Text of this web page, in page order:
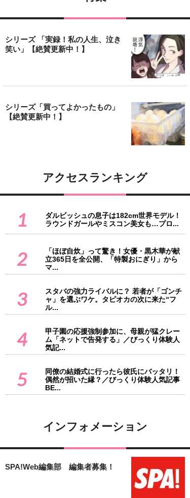
シリーズ 「実録！私の人生、泣き
笑い」【絶賛更新中！】
シリーズ「買ってよかったもの」
【絶賛更新中！】
アクセスランキング
1
ダルビッシュの息子は182cm世界モデル！
ラウンドガールやミスコン美女も…プロ...
2
「ほぼ自炊」って驚き！女優・黒木華が献
立365日を全公開、「特製おにぎり」から
マ...
3
スタバの強力ライバルに？ 若者が「ゴンチ
ャ」を選ぶワケ。タピオカの次に来た“フ
ル...
4
甲子園の応援強制参加に、母親が猛クレー
ム「ネットで告発する」／びっくり体験人
気記...
5
同僚の結婚式に行ったら彼氏にバッタリ！
偶然が招いた縁？／びっくり体験人気記事
BE...
インフォメーション
SPA!Web編集部 編集者募集！